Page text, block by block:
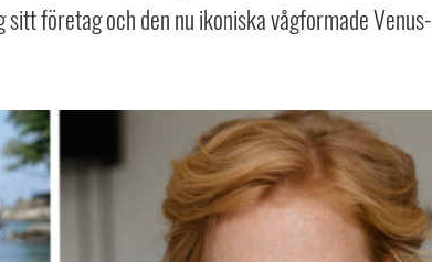
företag och den nu ikoniska vågformade Venus-